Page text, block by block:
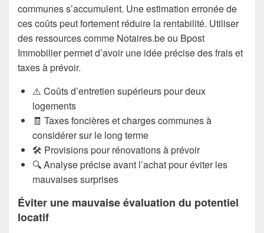
communes s’accumulent. Une estimation erronée de
ces coûts peut fortement réduire la rentabilité. Utiliser
des ressources comme Notaires.be ou Bpost
Immobilier permet d’avoir une idée précise des frais et
taxes à prévoir.
⚠️ Coûts d’entretien supérieurs pour deux
logements
🧾 Taxes foncières et charges communes à
considérer sur le long terme
🛠️ Provisions pour rénovations à prévoir
🔍 Analyse précise avant l’achat pour éviter les
mauvaises surprises
Éviter une mauvaise évaluation du potentiel
locatif